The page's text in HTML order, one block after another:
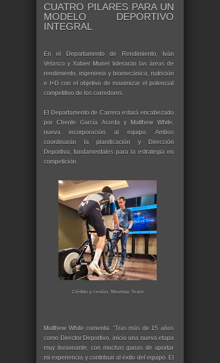
CUATRO PILARES PARA UN
MODELO DEPORTIVO
INTEGRAL
En el Departamento de Rendimiento, Iván
Velasco y Xabier Muriel liderarán las áreas de
rendimiento, ingeniería y biomecánica, nutrición
e I+D con el objetivo de maximizar el potencial
competitivo de los corredores.
El Departamento de Carrera estará encabezado
por Chente García Acosta y Matthew White,
nueva incorporación al equipo. Ambos
coordinarán la planificación y Dirección
Deportiva, fundamentales para la estrategia en
competición.
Crédito y cesión: Movistar Team
Matthew White comenta: “Tras más de 15 años
como Director Deportivo, inicio una nueva etapa
muy ilusionante, con muchas ganas de aportar
mi experiencia y contribuir al éxito del equipo. El